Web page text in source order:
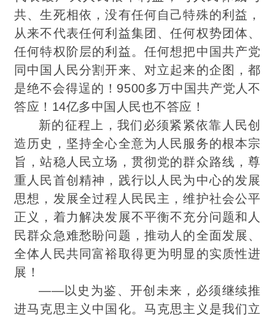
共、生死相依，没有任何自己特殊的利益，
从来不代表任何利益集团、任何权势团体、
任何特权阶层的利益。任何想把中国共产党
同中国人民分割开来、对立起来的企图，都
是绝不会得逞的！9500多万中国共产党人不
答应！14亿多中国人民也不答应！
新的征程上，我们必须紧紧依靠人民创
造历史，坚持全心全意为人民服务的根本宗
旨，站稳人民立场，贯彻党的群众路线，尊
重人民首创精神， 践行以人民为中心的发展
思想，发展全过程人民民主，维护社会公平
正义，着力解决发展不平衡不充分问题和人
民群众急难愁盼问题 ，推动人的全面发展、
全体人民共同富裕取得更为明显的实质性进
展！
——以史为鉴、开创未来，必须继续推
进马克思主义中国化。马克思主义是我们立